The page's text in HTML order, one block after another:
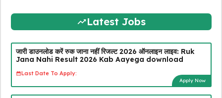
Latest Jobs
जारी डाउनलोड करें रुक जाना नहीं रिजल्ट 2026 ऑनलाइन लाइव: Ruk
Jana Nahi Result 2026 Kab Aayega download
Last Date To Apply:
Apply Now